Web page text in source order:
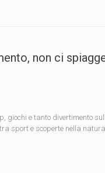
non ci
giochi e tanto divertimento
sport e scoperte nella